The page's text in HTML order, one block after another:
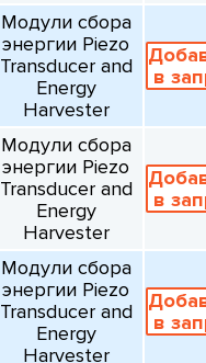
Модули сбора
энергии Piezo
Transducer and
Energy
Harvester
в
Модули сбора
энергии Piezo
Transducer and
Energy
Harvester
в
Модули сбора
энергии Piezo
Transducer and
Energy
Harvester
в